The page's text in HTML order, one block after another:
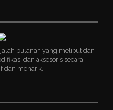
bulanan yang meliput dan
dan aksesoris secara
dan menarik.